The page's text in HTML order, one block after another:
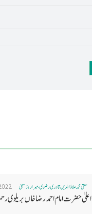
مفتی محمد علاؤ الدین قادری رضوی ، میرا روڈ ممبئی
اعلیٰ حضرت امام احمد رضا خاں بر یلو ی